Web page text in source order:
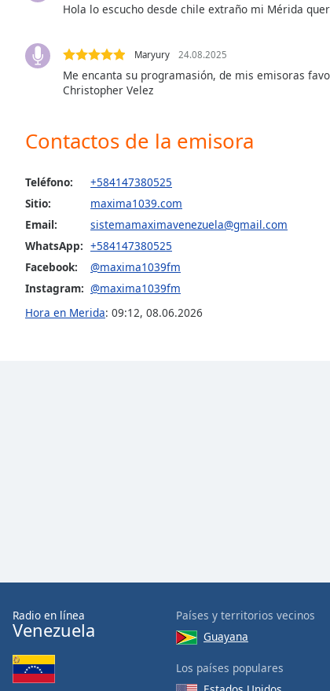
Background
Color
Opacity
Caption
Area
Done
Close
Hola lo escucho desde chile extraño mi Mérida
Maryury 24.08.2025
Me encanta su programasión, de mis emisoras
Christopher Velez
Contactos de la emisora
Teléfono:
+584147380525
Sitio:
maxima1039.com
Email:
sistemamaximavenezuela@gmail.com
WhatsApp: +584147380525
Facebook:
@maxima1039fm
Instagram: @maxima1039fm
Hora en Merida: 09:12, 08.06.2026
Radio en línea
Venezuela
Países y territorios vecinos
Guayana
Los países populares